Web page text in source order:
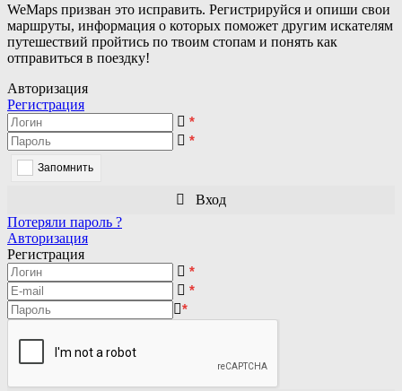
WeMaps призван это исправить. Регистрируйся и опиши свои
маршруты, информация о которых поможет другим искателям
путешествий пройтись по твоим стопам и понять как
отправиться в поездку!
Авторизация
Регистрация
*
*
Запомнить
Вход
Потеряли пароль ?
Авторизация
Регистрация
*
*
*